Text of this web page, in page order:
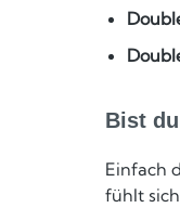
Bist
Einfach
fühlt